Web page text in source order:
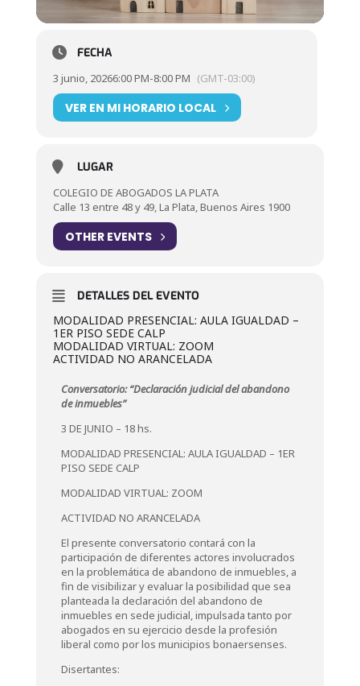
FECHA
3 junio, 20266:00 PM-8:00 PM (GMT-03:00)
VER EN MI HORARIO LOCAL
LUGAR
COLEGIO DE ABOGADOS LA PLATA
Calle 13 entre 48 y 49, La Plata, Buenos Aires 1900
OTHER EVENTS
DETALLES DEL EVENTO
MODALIDAD PRESENCIAL: AULA IGUALDAD –
1ER PISO SEDE CALP
MODALIDAD VIRTUAL: ZOOM
ACTIVIDAD NO ARANCELADA
Conversatorio: “Declaración judicial del abandono
de inmuebles”
3 DE JUNIO – 18 hs.
MODALIDAD PRESENCIAL: AULA IGUALDAD – 1ER
PISO SEDE CALP
MODALIDAD VIRTUAL: ZOOM
ACTIVIDAD NO ARANCELADA
El presente conversatorio contará con la
participación de diferentes actores involucrados
en la problemática de abandono de inmuebles, a
fin de visibilizar y evaluar la posibilidad que sea
planteada la declaración del abandono de
inmuebles en sede judicial, impulsada tanto por
abogados en su ejercicio desde la profesión
liberal como por los municipios bonaersenses.
Disertantes: